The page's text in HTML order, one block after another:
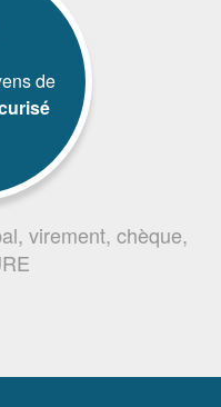
de
virement, chèque,